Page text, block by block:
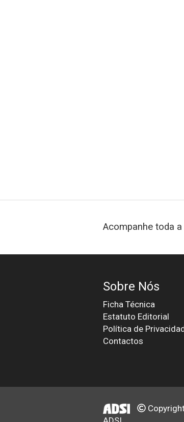
Acompanhe toda
Sobre Nós
Ficha Técnica
Estatuto Editorial
Política de
Contactos